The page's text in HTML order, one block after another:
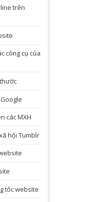
trên
công cụ của
các MXH
hội Tumblr
tốc website